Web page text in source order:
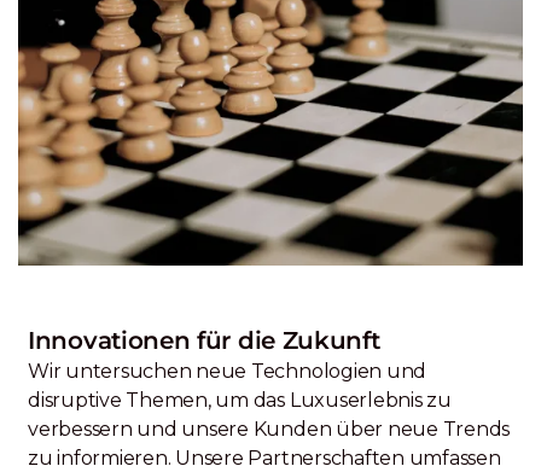
Innovationen für die Zukunft
Wir untersuchen neue Technologien und
disruptive Themen, um das Luxuserlebnis zu
verbessern und unsere Kunden über neue Trends
zu informieren. Unsere Partnerschaften umfassen